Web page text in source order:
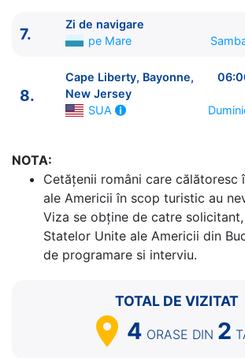
15:00
Zi de navigare pe Mare
0:00 -
4.
Cococay Bahamas 08:30 - 17:00
5.
Nassau Bahamas
07:30 - 17:30
8. Cape Liberty, Bayonne, New Jersey
⚓
7.
Zi de navigare
pe Mare
8.
Cape Liberty, Bayonne,
New Jersey
SUA
NOTA:
Cetăţenii români care călătoresc
ale Americii în scop turistic au
Viza se obține de catre
Statelor Unite ale Americii din
de programare si interviu.
TOTAL DE VIZITAT
4 ORASE DIN 2